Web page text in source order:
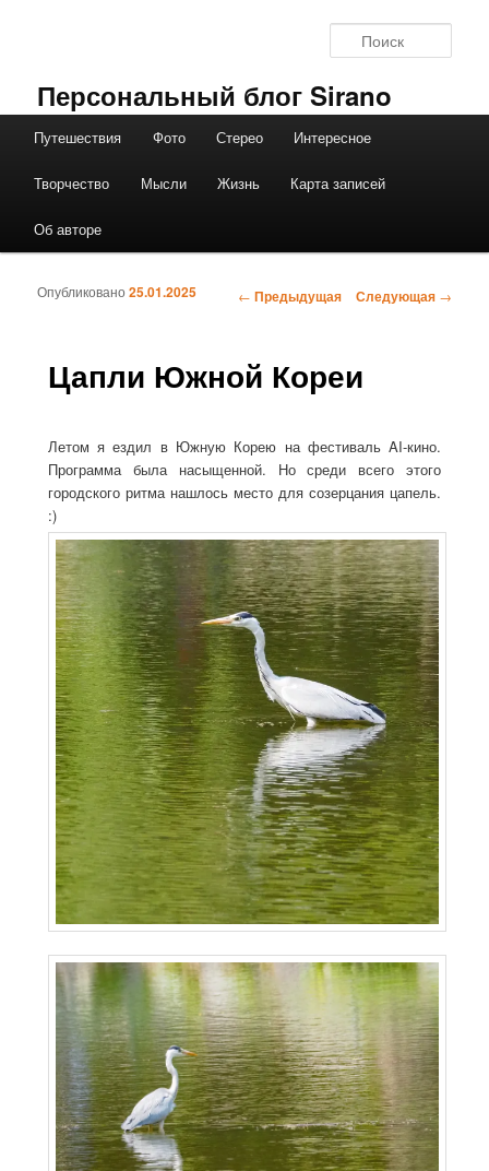
Персональный блог Sirano
Главное меню
Путешествия Фото Стерео Интересное
Творчество Мысли Жизнь Карта записей
Об авторе
Навигация по записям
← Предыдущая Следующая →
Цапли Южной Кореи
Опубликовано25.01.2025
Летом я ездил в Южную Корею на фестиваль AI-кино.
Программа была насыщенной. Но среди всего этого
городского ритма нашлось место для созерцания цапель.
:)